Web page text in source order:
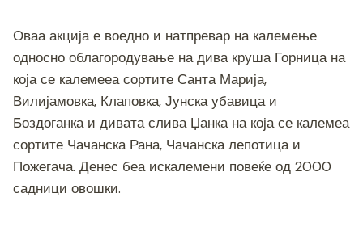
Оваа акција е воедно и натпревар на калемење
односно облагородување на дива круша Горница на
која се калемееа сортите Санта Марија,
Вилијамовка, Клаповка, Јунска убавица и
Боздоганка и дивата слива Џанка на која се калемеа
сортите Чачанска Рана, Чачанска лепотица и
Пожегача. Денес беа искалемени повеќе од 2000
садници овошки.